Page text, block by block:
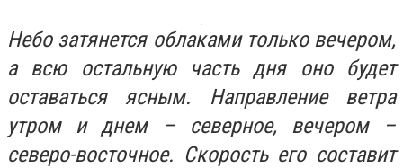
Небо затянется облаками только вечером,
а всю остальную часть дня оно будет
оставаться ясным. Направление ветра
утром и днем – северное, вечером –
северо-восточное. Скорость его составит